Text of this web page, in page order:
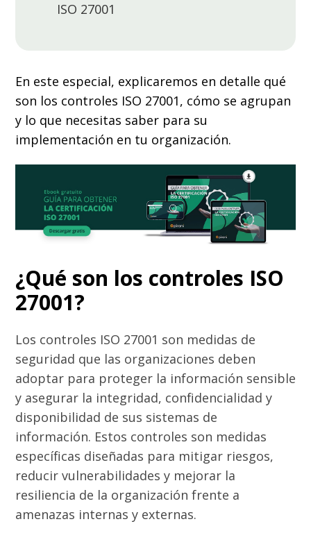
ISO 27001
En este especial, explicaremos en detalle qué
son los controles ISO 27001, cómo se agrupan
y lo que necesitas saber para su
implementación en tu organización.
¿Qué son los controles ISO
27001?
Los controles ISO 27001 son medidas de
seguridad que las organizaciones deben
adoptar para proteger la información sensible
y asegurar la integridad, confidencialidad y
disponibilidad de sus sistemas de
información. Estos controles son medidas
específicas diseñadas para mitigar riesgos,
reducir vulnerabilidades y mejorar la
resiliencia de la organización frente a
amenazas internas y externas.